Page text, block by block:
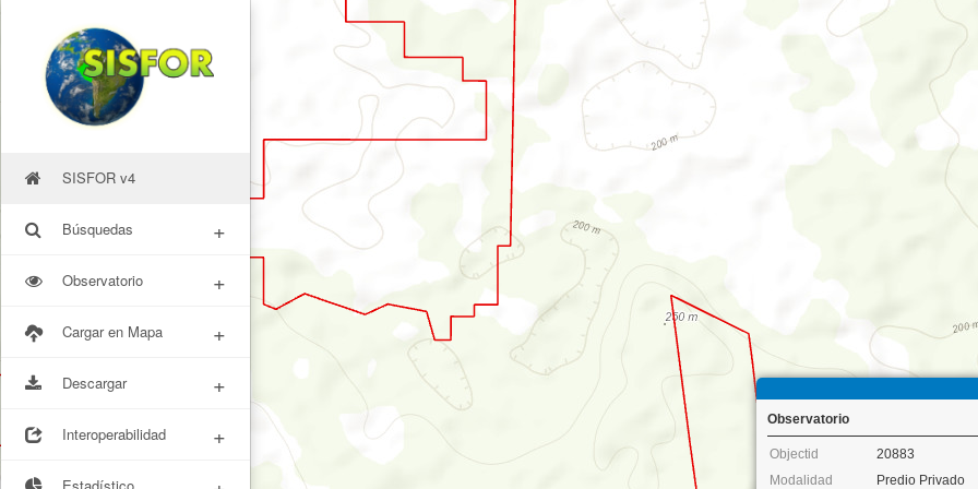
SISFOR v4
Búsquedas +
Observatorio +
Cargar en Mapa +
Descargar +
Interoperabilidad +
Observatorio
Objectid
20883
Modalidad
Predio Privado